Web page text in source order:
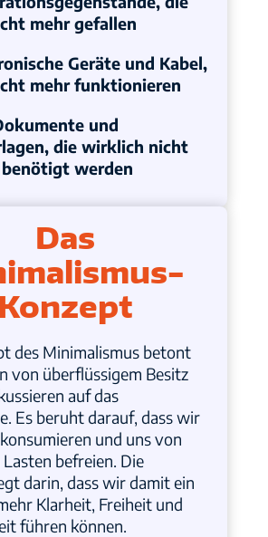
mehr gefallen
Geräte und Kabel,
mehr funktionieren
und
die wirklich nicht
werden
Das
Konzept
des Minimalismus betont
von überflüssigem Besitz
auf das
Es beruht darauf, dass wir
und uns von
befreien. Die
darin, dass wir damit ein
Klarheit, Freiheit und
führen können.